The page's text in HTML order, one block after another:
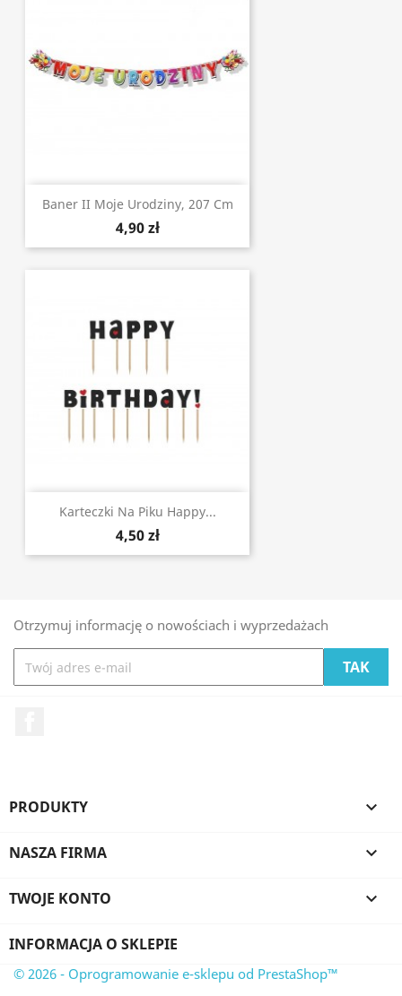
Baner II Moje Urodziny, 207 Cm
4,90 zł
Karteczki Na Piku Happy...
4,50 zł
Otrzymuj informację o nowościach i wyprzedażach
PRODUKTY 
NASZA FIRMA 
TWOJE KONTO 
INFORMACJA O SKLEPIE
© 2026 - Oprogramowanie e-sklepu od PrestaShop™